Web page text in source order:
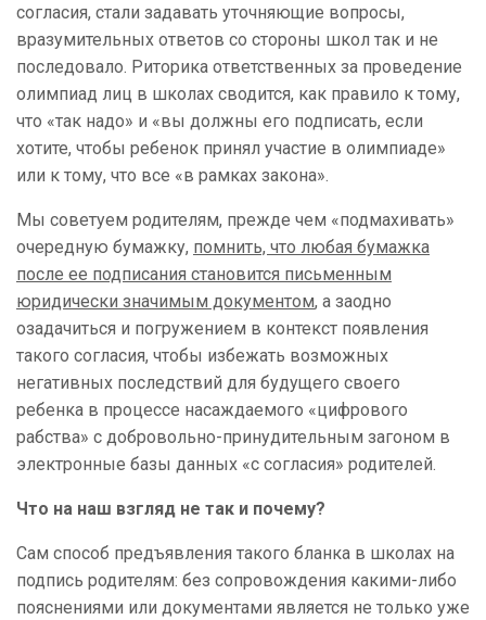
согласия, стали задавать уточняющие вопросы,
вразумительных ответов со стороны школ так и не
последовало. Риторика ответственных за проведение
олимпиад лиц в школах сводится, как правило к тому,
что «так надо» и «вы должны его подписать, если
хотите, чтобы ребенок принял участие в олимпиаде»
или к тому, что все «в рамках закона».
Мы советуем родителям, прежде чем «подмахивать»
очередную бумажку, помнить, что любая бумажка
после ее подписания становится письменным
юридически значимым документом, а заодно
озадачиться и погружением в контекст появления
такого согласия, чтобы избежать возможных
негативных последствий для будущего своего
ребенка в процессе насаждаемого «цифрового
рабства» с добровольно-принудительным загоном в
электронные базы данных «с согласия» родителей.
Что на наш взгляд не так и почему?
Сам способ предъявления такого бланка в школах на
подпись родителям: без сопровождения какими-либо
пояснениями или документами является не только уже